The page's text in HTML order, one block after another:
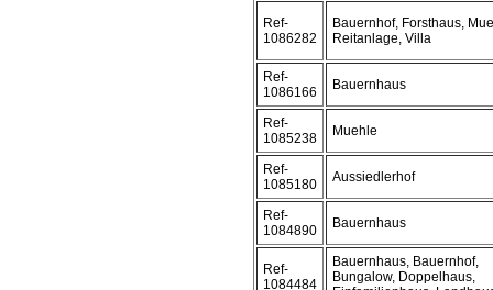
Ref-
1086282
Bauernhof, Forsthaus,
Reitanlage, Villa
Ref-
1086166
Bauernhaus
Ref-
1085238
Muehle
Ref-
1085180
Aussiedlerhof
Ref-
1084890
Bauernhaus
Ref-
1084484
Bauernhaus, Bauernhof,
Bungalow, Doppelhaus,